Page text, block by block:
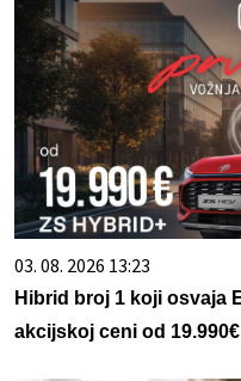
03. 08. 2026 13:23
Hibrid broj 1 koji osvaja
akcijskoj ceni od